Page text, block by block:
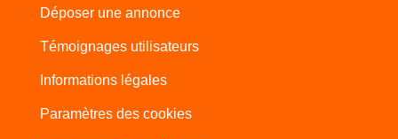
Déposer une annonce
Témoignages utilisateurs
Informations légales
Paramètres des cookies